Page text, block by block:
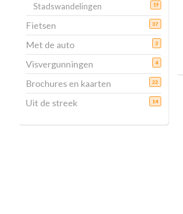
Stadswandelingen 19
Fietsen 37
Met de auto 3
Visvergunningen 4
Brochures en kaarten 22
Uit de streek 14